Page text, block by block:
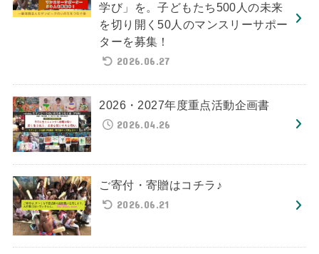
学び」を。子どもたち500人の未来
を切り開く50人のマンスリーサポー
ターを募集！
2026.06.27
2026・2027年度重点活動企画書
2026.04.26
ご寄付・寄贈はコチラ♪
2026.06.21